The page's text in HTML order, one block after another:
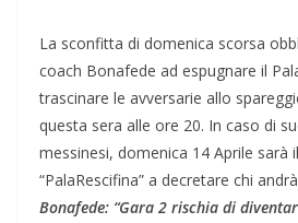
La sconfitta di domenica scorsa
coach Bonafede ad espugnare il
trascinare le avversarie allo
questa sera alle ore 20. In caso di
messinesi, domenica 14 Aprile sarà
“PalaRescifina” a decretare chi
Bonafede: “Gara 2 rischia di